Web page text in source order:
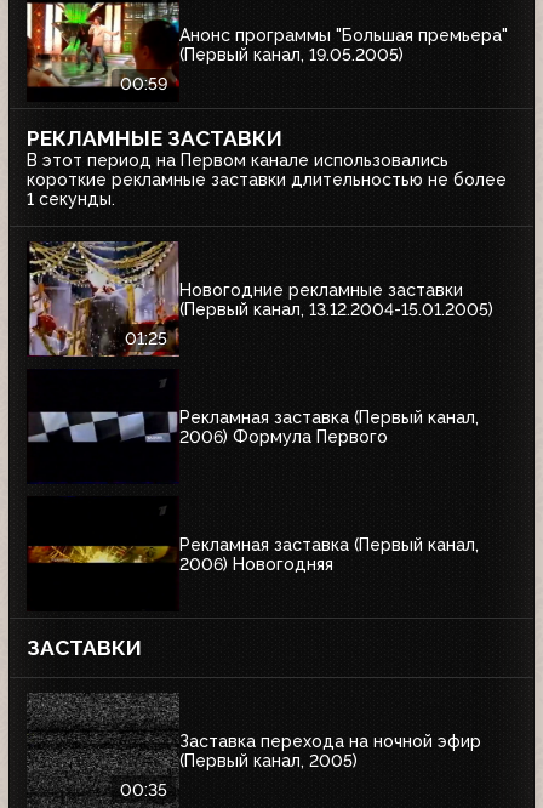
00:59
Анонс программы "Большая премьера"
(Первый канал, 19.05.2005)
РЕКЛАМНЫЕ ЗАСТАВКИ
В этот период на Первом канале использовались
короткие рекламные заставки длительностью не более
1 секунды.
01:25
Новогодние рекламные заставки
(Первый канал, 13.12.2004-15.01.2005)
Рекламная заставка (Первый канал,
2006) Формула Первого
Рекламная заставка (Первый канал,
2006) Новогодняя
ЗАСТАВКИ
00:35
Заставка перехода на ночной эфир
(Первый канал, 2005)